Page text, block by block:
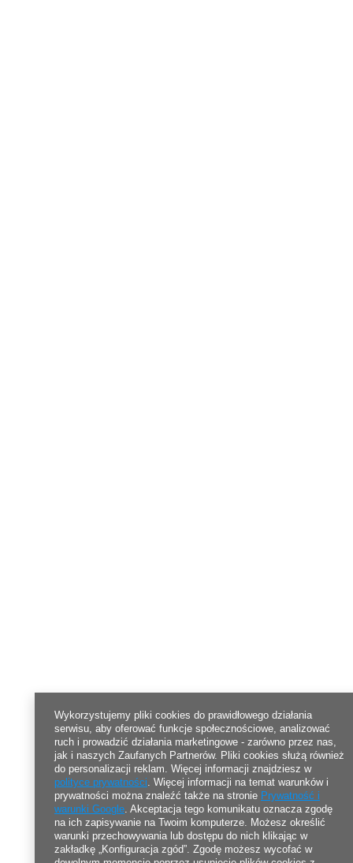
Wykorzystujemy pliki cookies do prawidłowego działania
serwisu, aby oferować funkcje społecznościowe, analizować
ruch i prowadzić działania marketingowe - zarówno przez nas,
jak i naszych Zaufanych Partnerów. Pliki cookies służą również
do personalizacji reklam. Więcej informacji znajdziesz w
polityce prywatności. Więcej informacji na temat warunków i
prywatności można znaleźć także na stronie Prywatność i
warunki Google. Akceptacja tego komunikatu oznacza zgodę
na ich zapisywanie na Twoim komputerze. Możesz określić
warunki przechowywania lub dostępu do nich klikając w
zakładkę „Konfiguracja zgód”. Zgodę możesz wycofać w